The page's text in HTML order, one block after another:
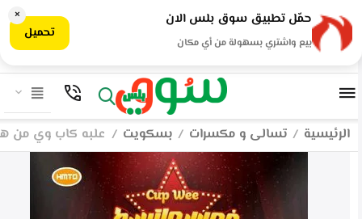
× حمّل تطبيق سوق بلس الان
بيع واشتري بسهولة من أي مكان
تحميل
الرئيسية / تسالى و مكسرات / بسكويت / علبه كاب وي من